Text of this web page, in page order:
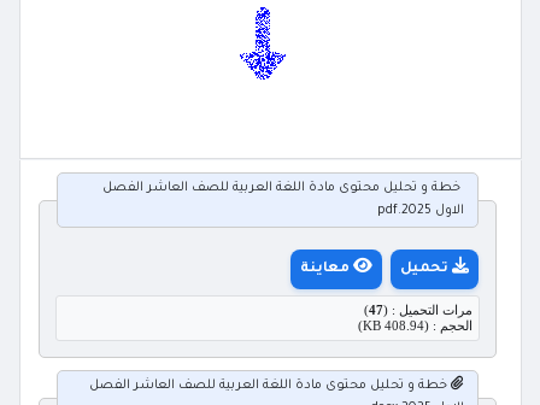
خطة و تحليل محتوى مادة اللغة العربية للصف العاشر الفصل
الاول 2025.pdf
تحميل معاينة
مرات التحميل : (47
)
الحجم : (408.94 KB)
خطة و تحليل محتوى مادة اللغة العربية للصف العاشر الفصل